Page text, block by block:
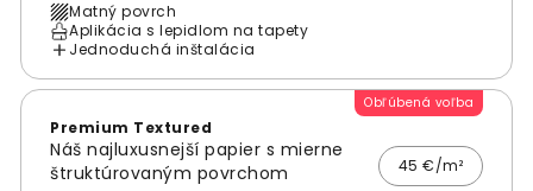
Matný povrch
Aplikácia s lepidlom na tapety
Jednoduchá inštalácia
Obľúbená voľba
Premium Textured
Náš najluxusnejší papier s mierne
štruktúrovaným povrchom
45 €/m²